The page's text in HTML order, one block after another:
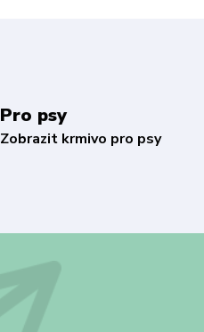
Pro psy
Zobrazit krmivo pro psy